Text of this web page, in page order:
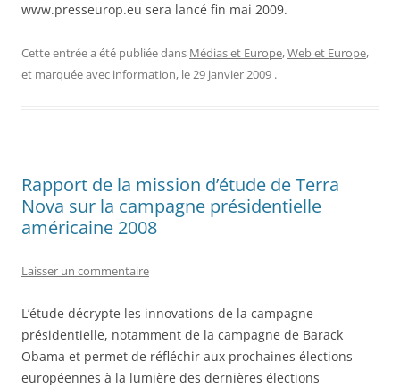
www.presseurop.eu sera lancé fin mai 2009.
Cette entrée a été publiée dans Médias et Europe,Web et Europe,
et marquée avec information, le29 janvier 2009 .
Rapport de la mission d’étude de Terra
Nova sur la campagne présidentielle
américaine 2008
Laisser un commentaire
L’étude décrypte les innovations de la campagne
présidentielle, notamment de la campagne de Barack
Obama et permet de réfléchir aux prochaines élections
européennes à la lumière des dernières élections